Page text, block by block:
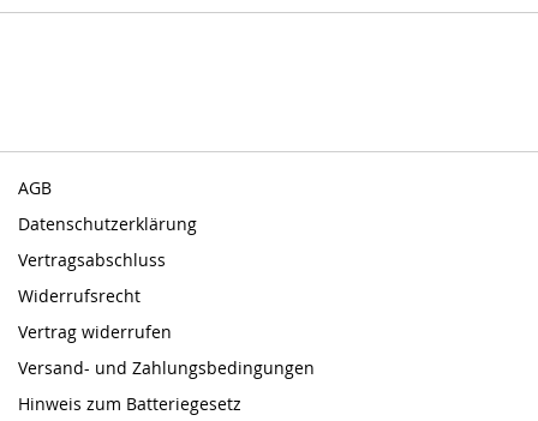
AGB
Datenschutzerklärung
Vertragsabschluss
Widerrufsrecht
Vertrag widerrufen
Versand- und Zahlungsbedingungen
Hinweis zum Batteriegesetz